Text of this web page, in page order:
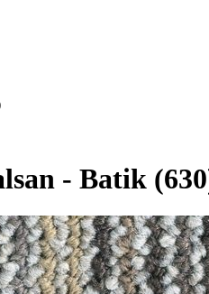
- Batik